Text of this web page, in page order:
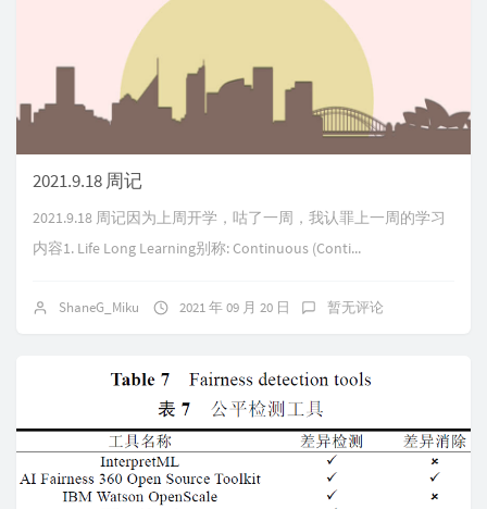
2021.9.18 周记
2021.9.18 周记因为上周开学，咕了一周，我认罪上一周的学习
内容1. Life Long Learning别称: Continuous (Conti...
ShaneG_Miku 2021 年 09 月 20 日 暂无评论